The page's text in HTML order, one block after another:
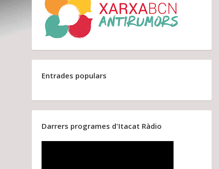
Entrades populars
Darrers programes d'Itacat Ràdio